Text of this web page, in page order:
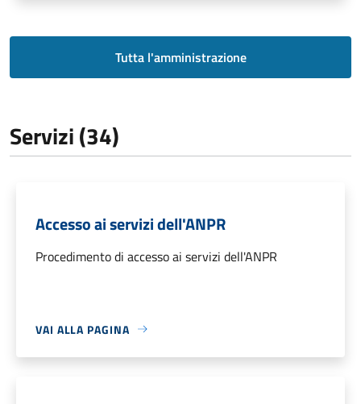
Tutta l'amministrazione
Servizi (34)
Accesso ai servizi dell'ANPR
Procedimento di accesso ai servizi dell'ANPR
VAI ALLA PAGINA